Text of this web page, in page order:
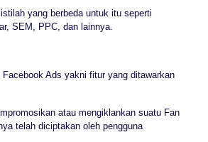
yang berbeda untuk itu seperti
SEM, PPC, dan lainnya.
Facebook Ads yakni fitur yang ditawarkan
atau mengiklankan suatu Fan
telah diciptakan oleh pengguna